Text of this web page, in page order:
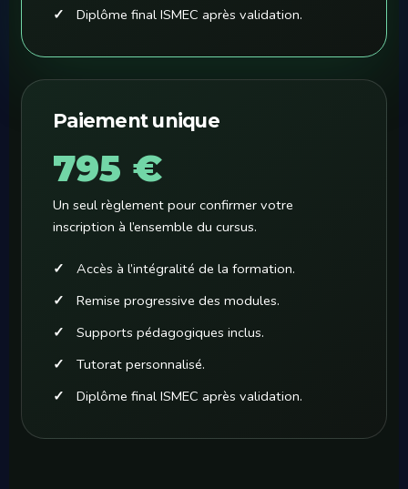
Diplôme final ISMEC après validation.
Paiement unique
795 €
Un seul règlement pour confirmer votre
inscription à l’ensemble du cursus.
Accès à l’intégralité de la formation.
Remise progressive des modules.
Supports pédagogiques inclus.
Tutorat personnalisé.
Diplôme final ISMEC après validation.